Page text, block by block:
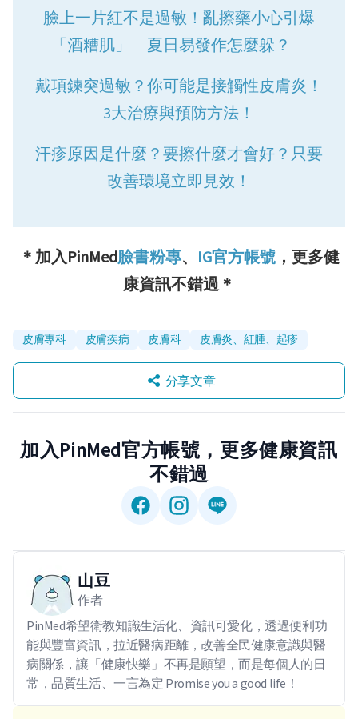
臉上一片紅不是過敏！亂擦藥小心引爆
「酒糟肌」 夏日易發作怎麼躲？
戴項鍊突過敏？你可能是接觸性皮膚炎！
3大治療與預防方法！
汗疹原因是什麼？要擦什麼才會好？只要
改善環境立即見效！
＊加入PinMed臉書粉專、 IG官方帳號，更多健
康資訊不錯過＊
皮膚專科 皮膚疾病 皮膚科 皮膚炎、紅腫、起疹
分享文章
加入PinMed官方帳號，更多健康資訊
不錯過
山豆
作者
PinMed希望衛教知識生活化、資訊可愛化，透過便利功
能與豐富資訊，拉近醫病距離，改善全民健康意識與醫
病關係，讓「健康快樂」不再是願望，而是每個人的日
常，品質生活、一言為定 Promise you a good life！